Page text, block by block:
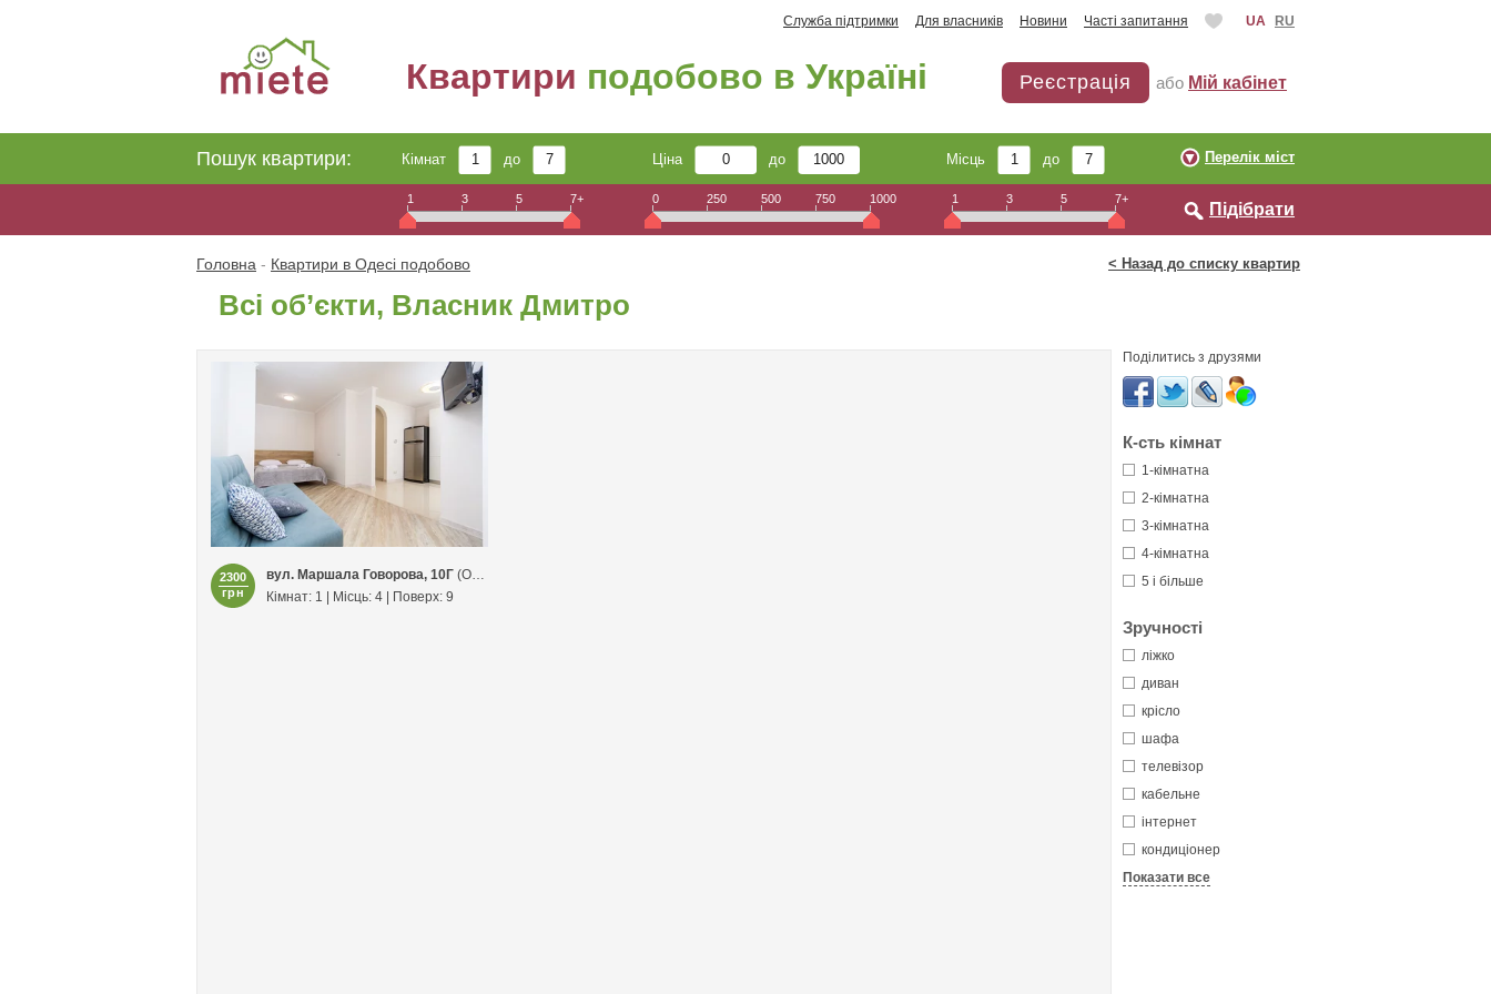
Служба підтримки Для власників Новини Часті запитання UA RU
Квартири подобово в Україні Реєстрація або Мій кабінет
Пошук квартири: Кімнат до Ціна до Місць до Перелік міст
1 3 5 7+ 0 250 500 750 1000 1 3 5 7+
Підібрати
< Назад до списку квартир
Головна - Квартири в Одесі подобово
Всі об’єкти, Власник Дмитро
Поділитись з друзями
К-сть кімнат
1-кімнатна
2-кімнатна
3-кімнатна
4-кімнатна
5 і більше
Зручності
ліжко
диван
крісло
шафа
телевізор
кабельне
інтернет
кондиціонер
Показати все
2300
грн
вул. Маршала Говорова, 10Г (Одеса)
Кімнат: 1 | Місць: 4 | Поверх: 9